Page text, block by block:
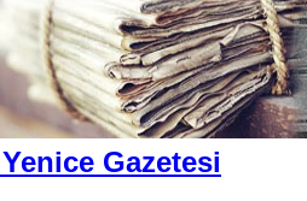
Gazetesi